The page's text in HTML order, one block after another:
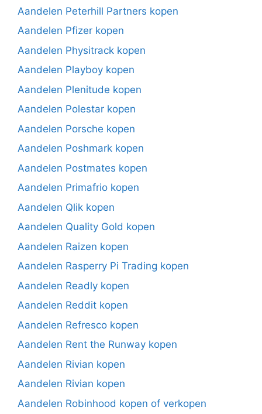
Aandelen Peterhill Partners kopen
Aandelen Pfizer kopen
Aandelen Physitrack kopen
Aandelen Playboy kopen
Aandelen Plenitude kopen
Aandelen Polestar kopen
Aandelen Porsche kopen
Aandelen Poshmark kopen
Aandelen Postmates kopen
Aandelen Primafrio kopen
Aandelen Qlik kopen
Aandelen Quality Gold kopen
Aandelen Raizen kopen
Aandelen Rasperry Pi Trading kopen
Aandelen Readly kopen
Aandelen Reddit kopen
Aandelen Refresco kopen
Aandelen Rent the Runway kopen
Aandelen Rivian kopen
Aandelen Rivian kopen
Aandelen Robinhood kopen of verkopen